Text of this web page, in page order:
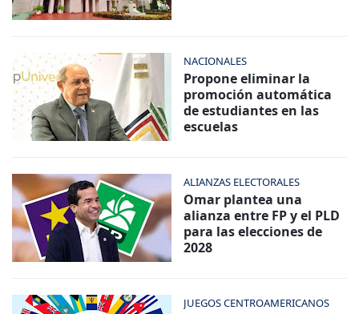
NACIONALES
Propone eliminar la
promoción automática
de estudiantes en las
escuelas
ALIANZAS ELECTORALES
Omar plantea una
alianza entre FP y el PLD
para las elecciones de
2028
JUEGOS CENTROAMERICANOS